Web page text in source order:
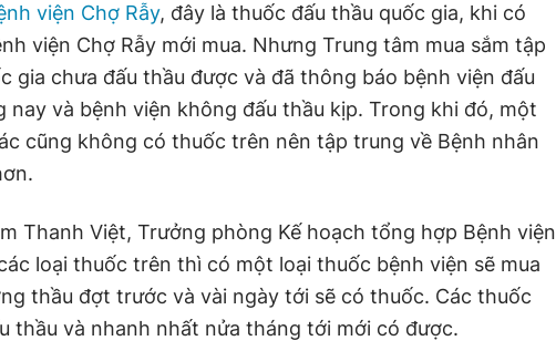
viện Chợ Rẫy, đây là thuốc đấu thầu quốc gia, khi có
viện Chợ Rẫy mới mua. Nhưng Trung tâm mua sắm tập
gia chưa đấu thầu được và đã thông báo bệnh viện đấu
nay và bệnh viện không đấu thầu kịp. Trong khi đó, một
cũng không có thuốc trên nên tập trung về Bệnh nhân
Thanh Việt, Trưởng phòng Kế hoạch tổng hợp Bệnh viện
loại thuốc trên thì có một loại thuốc bệnh viện sẽ mua
thầu đợt trước và vài ngày tới sẽ có thuốc. Các thuốc
thầu và nhanh nhất nửa tháng tới mới có được.